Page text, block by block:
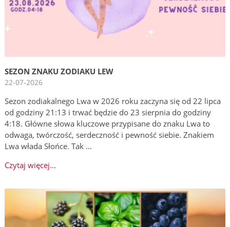
SEZON ZNAKU ZODIAKU LEW
22-07-2026
Sezon zodiakalnego Lwa w 2026 roku zaczyna się od 22 lipca
od godziny 21:13 i trwać będzie do 23 sierpnia do godziny
4:18. Główne słowa kluczowe przypisane do znaku Lwa to
odwaga, twórczość, serdeczność i pewność siebie. Znakiem
Lwa włada Słońce. Tak …
Czytaj więcej...